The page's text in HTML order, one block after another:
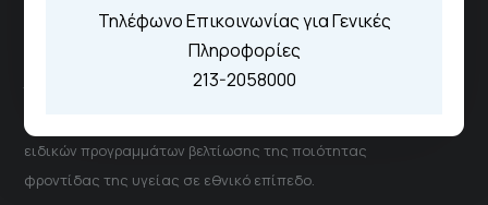
Τηλέφωνο Επικοινωνίας για Γενικές
Πληροφορίες
213-2058000
ΓΝΑ Νοσοκομείο Σισμανόγλειο - Αμαλία Φλέμιγκ
Το Σισμανόγλειο συνεργάζεται με άλλα νοσηλευτικά
ιδρύματα και μονάδες υγείας στα πλαίσια εφαρμογής
ειδικών προγραμμάτων βελτίωσης της ποιότητας
φροντίδας της υγείας σε εθνικό επίπεδο.